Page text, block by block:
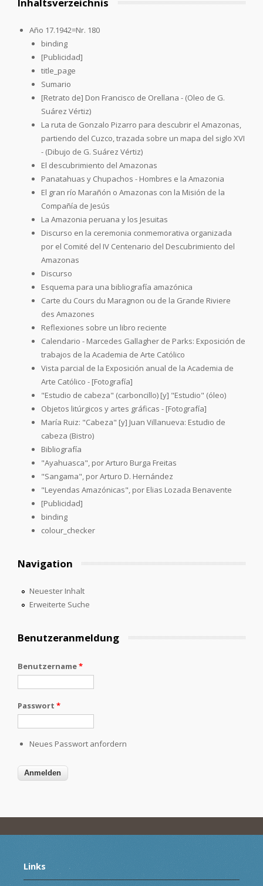
Año 17.1942=Nr. 180
binding
[Publicidad]
title_page
Sumario
[Retrato de] Don Francisco de Orellana - (Oleo de G.
Suárez Vértiz)
La ruta de Gonzalo Pizarro para descubrir el Amazonas,
partiendo del Cuzco, trazada sobre un mapa del siglo XVI
- (Dibujo de G. Suárez Vértiz)
El descubrimiento del Amazonas
Panatahuas y Chupachos - Hombres e la Amazonia
El gran río Marañón o Amazonas con la Misión de la
Compañía de Jesús
La Amazonia peruana y los Jesuitas
Discurso en la ceremonia conmemorativa organizada
por el Comité del IV Centenario del Descubrimiento del
Amazonas
Discurso
Esquema para una bibliografía amazónica
Carte du Cours du Maragnon ou de la Grande Riviere
des Amazones
Reflexiones sobre un libro reciente
Calendario - Marcedes Gallagher de Parks: Exposición de
trabajos de la Academia de Arte Católico
Vista parcial de la Exposición anual de la Academia de
Arte Católico - [Fotografía]
"Estudio de cabeza" (carboncillo) [y] "Estudio" (óleo)
Objetos litúrgicos y artes gráficas - [Fotografía]
María Ruiz: "Cabeza" [y] Juan Villanueva: Estudio de
cabeza (Bistro)
Bibliografía
"Ayahuasca", por Arturo Burga Freitas
"Sangama", por Arturo D. Hernández
"Leyendas Amazónicas", por Elias Lozada Benavente
[Publicidad]
binding
colour_checker
Navigation
Neuester Inhalt
Erweiterte Suche
Benutzeranmeldung
Benutzername*
Passwort *
Neues Passwort anfordern
Links